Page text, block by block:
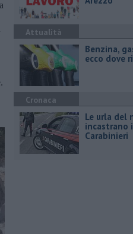
Attualità
​Benzina,
ecco dove
Cronaca
Le urla del
incastrano
Carabinieri